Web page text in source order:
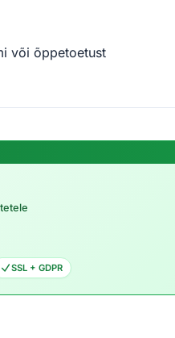
või õppetoetust
SSL + GDPR